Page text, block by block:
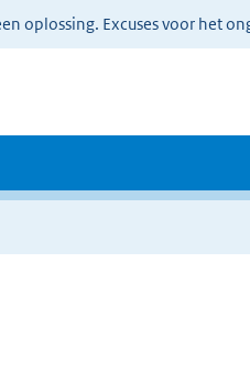
oplossing. Excuses voor het